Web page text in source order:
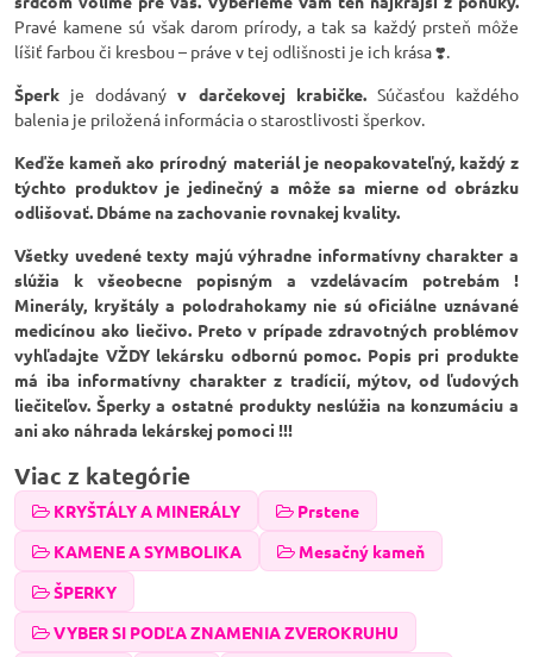
Pravé kamene sú však darom prírody, a tak sa každý prsteň môže
líšiť farbou či kresbou – práve v tej odlišnosti je ich krása ❣️.
Šperk je dodávanýv darčekovej krabičke.Súčasťou každého
balenia je priložená informácia o starostlivosti šperkov.
Keďže kameň ako prírodný materiál je neopakovateľný, každý z
týchto produktov je jedinečný a môže sa mierne od obrázku
odlišovať. Dbáme na zachovanie rovnakej kvality.
Všetky uvedené texty majú výhradne informatívny charakter a
slúžia k všeobecne popisným a vzdelávacím potrebám !
Minerály, kryštály a polodrahokamy nie sú oficiálne uznávané
medicínou ako liečivo. Preto v prípade zdravotných problémov
vyhľadajte VŽDY lekársku odbornú pomoc. Popis pri produkte
má iba informatívny charakter z tradícií, mýtov, od ľudových
liečiteľov. Šperky a ostatné produkty neslúžia na konzumáciu a
ani ako náhrada lekárskej pomoci !!!
Viac z kategórie
KRYŠTÁLY A MINERÁLY
Prstene
KAMENE A SYMBOLIKA
Mesačný kameň
ŠPERKY
VYBER SI PODĽA ZNAMENIA ZVEROKRUHU